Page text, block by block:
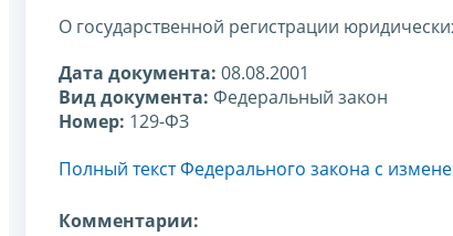
О государственной регистрации
Дата документа: 08.08.2001
Вид документа: Федеральный закон
Номер: 129-ФЗ
Полный текст Федерального закона с
Комментарии: